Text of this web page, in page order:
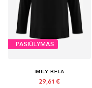
PASIŪLYMAS
IMILY BELA
29,61 €